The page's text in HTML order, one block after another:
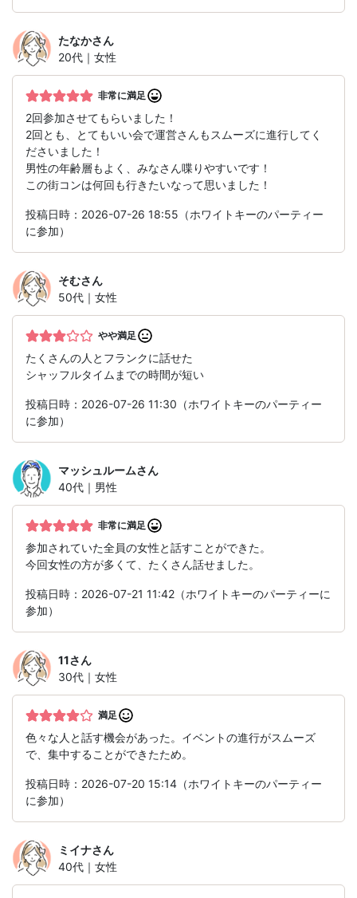
たなかさん
20代｜女性
非常に満足
2回参加させてもらいました！
2回とも、とてもいい会で運営さんもスムーズに進行してく
ださいました！
男性の年齢層もよく、みなさん喋りやすいです！
この街コンは何回も行きたいなって思いました！
投稿日時：2026-07-26 18:55（ホワイトキーのパーティー
に参加）
そむさん
50代｜女性
やや満足
たくさんの人とフランクに話せた
シャッフルタイムまでの時間が短い
投稿日時：2026-07-26 11:30（ホワイトキーのパーティー
に参加）
マッシュルームさん
40代｜男性
非常に満足
参加されていた全員の女性と話すことができた。
今回女性の方が多くて、たくさん話せました。
投稿日時：2026-07-21 11:42（ホワイトキーのパーティーに
参加）
11さん
30代｜女性
満足
色々な人と話す機会があった。イベントの進行がスムーズ
で、集中することができたため。
投稿日時：2026-07-20 15:14（ホワイトキーのパーティー
に参加）
ミイナさん
40代｜女性